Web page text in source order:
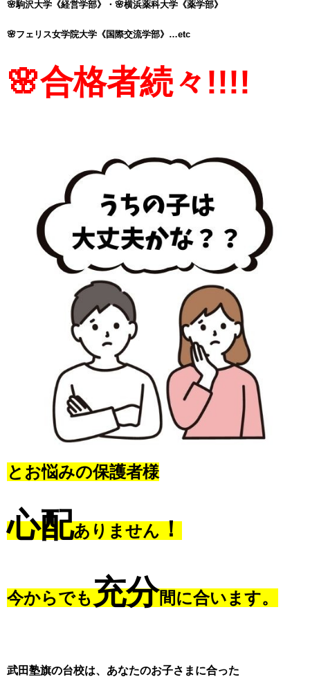
🌸駒沢大学《経営学部》・🌸横浜薬科大学《薬学部》
🌸フェリス女学院大学《国際交流学部》 …etc
🌸合格者続々!!!!
とお悩みの保護者様
心配ありません！
今からでも充分間に合います。
武田塾旗の台校は、あなたのお子さまに合った